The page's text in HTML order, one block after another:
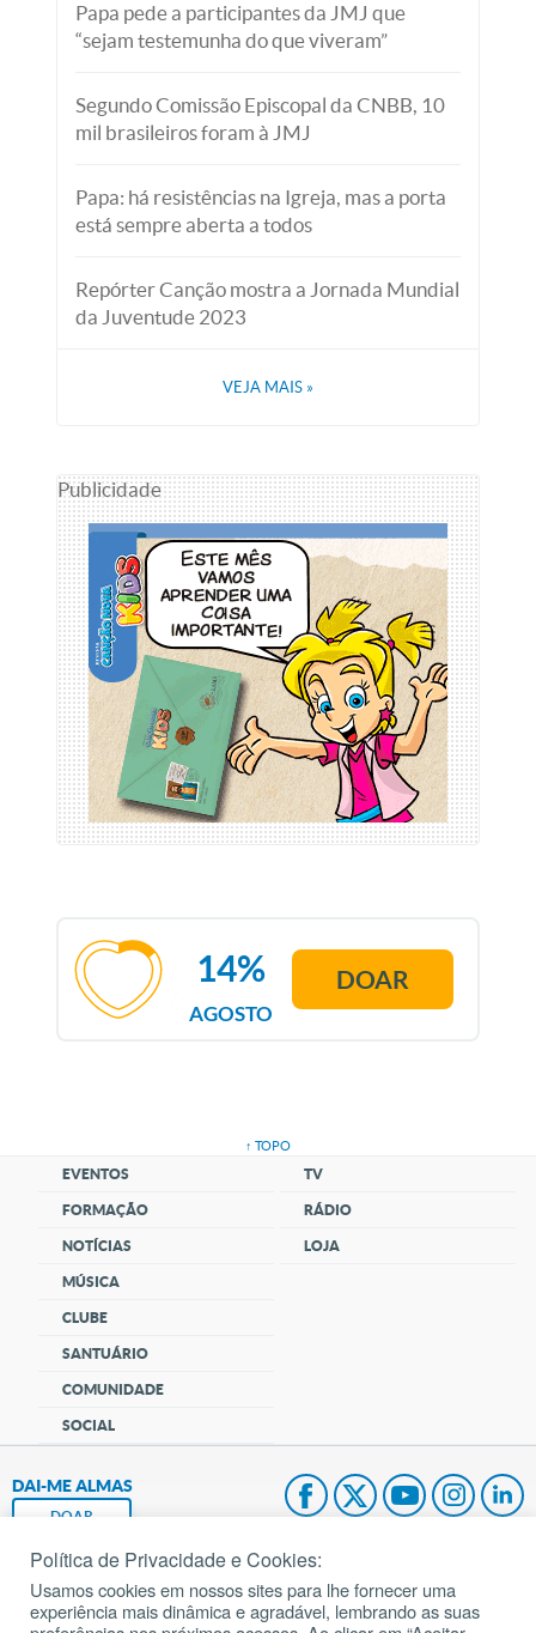
Papa pede a participantes da JMJ que
“sejam testemunha do que viveram”
Segundo Comissão Episcopal da CNBB, 10
mil brasileiros foram à JMJ
Papa: há resistências na Igreja, mas a porta
está sempre aberta a todos
Repórter Canção mostra a Jornada Mundial
da Juventude 2023
VEJA MAIS »
Publicidade
AGOSTO
14% DOAR
↑ TOPO
EVENTOS
FORMAÇÃO
NOTÍCIAS
MÚSICA
CLUBE
SANTUÁRIO
COMUNIDADE
SOCIAL
TV
RÁDIO
LOJA
DAI-ME ALMAS
DOAR
Fundação João Paulo II
Pedido de Oração
Política de Privacidade e Cookies:
Usamos cookies em nossos sites para lhe fornecer uma
experiência mais dinâmica e agradável, lembrando as suas